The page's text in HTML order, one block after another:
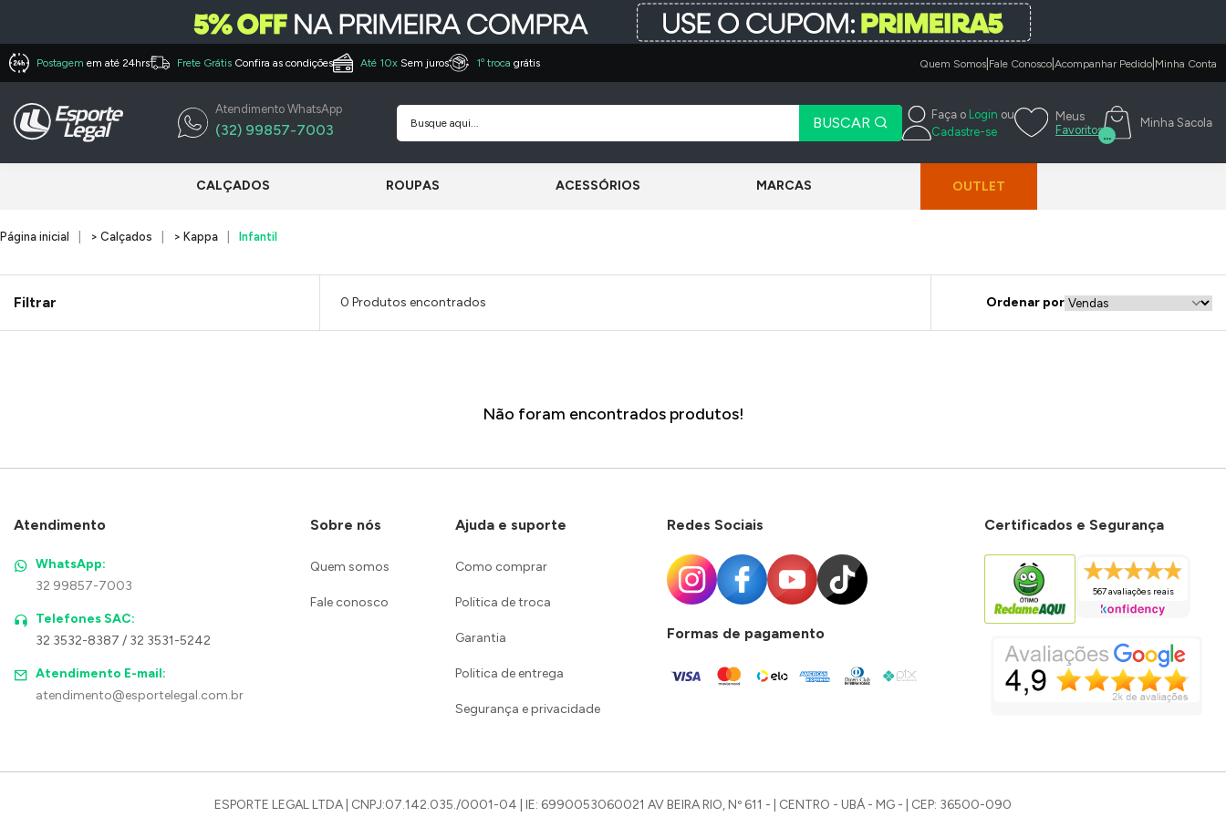
Postagem em até 24hrs Frete Grátis Confira as condições Até 10x Sem juros 1º troca grátis Quem Somos Fale Conosco Acompanhar Pedido Minha Conta
Atendimento WhatsApp
(32) 99857-7003 BUSCAR Faça o Login ou
Cadastre-se
Meus
Favoritos
Minha Sacola
...
CALÇADOS ROUPAS ACESSÓRIOS MARCAS OUTLET
Página inicial > Calçados > Kappa Infantil
Filtrar 0 Produtos encontrados Ordenar por
Não foram encontrados produtos!
Atendimento
WhatsApp:
32 99857-7003
Telefones SAC:
32 3532-8387 / 32 3531-5242
Atendimento E-mail:
atendimento@esportelegal.com.br
Sobre nós
Quem somos
Fale conosco
Ajuda e suporte
Como comprar
Politica de troca
Garantia
Politica de entrega
Segurança e privacidade
Redes Sociais
Formas de pagamento
Certificados e Segurança
567 avaliações reais
ESPORTE LEGAL LTDA | CNPJ:07.142.035./0001-04 | IE: 6990053060021 AV BEIRA RIO, Nº 611 - | CENTRO - UBÁ - MG - | CEP: 36500-090